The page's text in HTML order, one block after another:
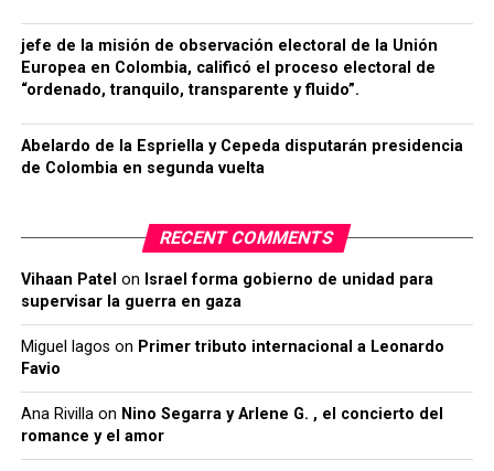
jefe de la misión de observación electoral de la Unión
Europea en Colombia, calificó el proceso electoral de
“ordenado, tranquilo, transparente y fluido”.
Abelardo de la Espriella y Cepeda disputarán presidencia
de Colombia en segunda vuelta
RECENT COMMENTS
Vihaan Patel on Israel forma gobierno de unidad para
supervisar la guerra en gaza
Miguel lagos on Primer tributo internacional a Leonardo
Favio
Ana Rivillaon Nino Segarra y Arlene G. , el concierto del
romance y el amor